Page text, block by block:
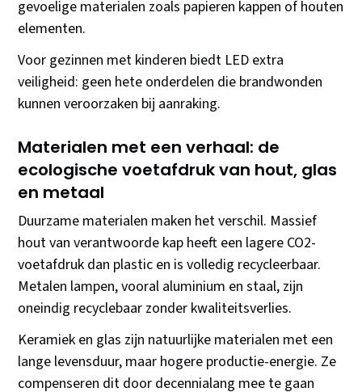
gevoelige materialen zoals papieren kappen of houten
elementen.
Voor gezinnen met kinderen biedt LED extra
veiligheid: geen hete onderdelen die brandwonden
kunnen veroorzaken bij aanraking.
Materialen met een verhaal: de
ecologische voetafdruk van hout, glas
en metaal
Duurzame materialen maken het verschil. Massief
hout van verantwoorde kap heeft een lagere CO2-
voetafdruk dan plastic en is volledig recycleerbaar.
Metalen lampen, vooral aluminium en staal, zijn
oneindig recyclebaar zonder kwaliteitsverlies.
Keramiek en glas zijn natuurlijke materialen met een
lange levensduur, maar hogere productie-energie. Ze
compenseren dit door decennialang mee te gaan